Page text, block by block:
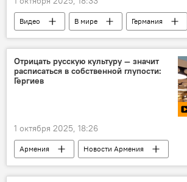
Видео В мире
Германия
Мюнхен
Отрицать русскую культуру — значит
расписаться в собственной глупости:
Гергиев
1 октября 2025, 18:26
Армения
Новости Армения
Культура
Общество Видео